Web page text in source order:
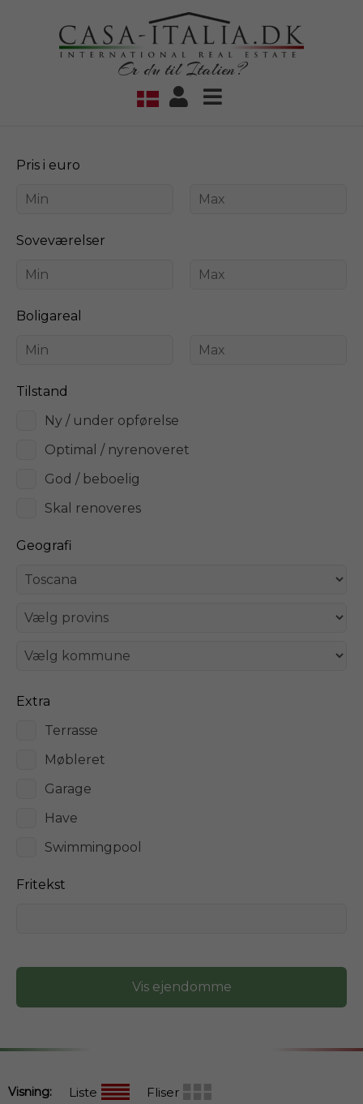
Er du til Italien?
Pris i euro
Soveværelser
Boligareal
Tilstand
Ny / under opførelse
Optimal / nyrenoveret
God / beboelig
Skal renoveres
Geografi
Extra
Terrasse
Møbleret
Garage
Have
Swimmingpool
Fritekst
Vis ejendomme
Visning: Liste Fliser